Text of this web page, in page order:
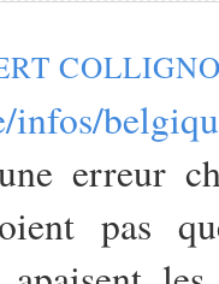
infos/
erreur
pas